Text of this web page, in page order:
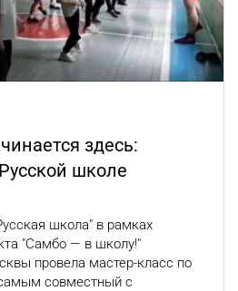
здесь:
школе
школа" в рамках
"Самбо — в школу!"
провела мастер-класс по
совместный с